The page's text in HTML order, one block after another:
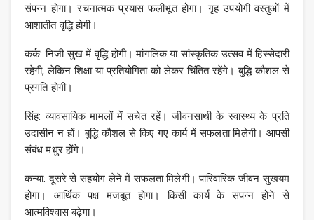
संपन्न होगा। रचनात्मक प्रयास फलीभूत होगा। गृह उपयोगी वस्तुओं में
आशातीत वृद्धि होगी।
कर्क: निजी सुख में वृद्धि होगी। मांगलिक या सांस्कृतिक उत्सव में हिस्सेदारी
रहेगी, लेकिन शिक्षा या प्रतियोगिता को लेकर चिंतित रहेंगे। बुद्धि कौशल से
प्रगति होगी।
सिंह: व्यावसायिक मामलों में सचेत रहें। जीवनसाथी के स्वास्थ्य के प्रति
उदासीन न हों। बुद्धि कौशल से किए गए कार्य में सफलता मिलेगी। आपसी
संबंध मधुर होंगे।
कन्या: दूसरे से सहयोग लेने में सफलता मिलेगी। पारिवारिक जीवन सुखयम
होगा। आर्थिक पक्ष मजबूत होगा। किसी कार्य के संपन्न होने से
आत्मविश्वास बढ़ेगा।